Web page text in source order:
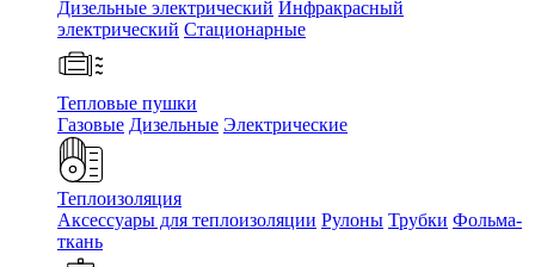
Дизельные электрический Инфракрасный
электрический Стационарные
Тепловые пушки
Газовые Дизельные Электрические
Теплоизоляция
Аксессуары для теплоизоляции Рулоны Трубки Фольма-
ткань